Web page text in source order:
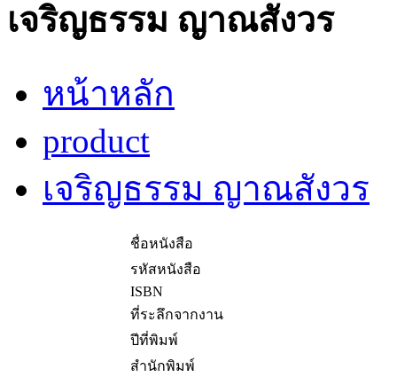
เจริญธรรม ญาณสังวร
หน้าหลัก
product
เจริญธรรม ญาณสังวร
ชื่อหนังสือ
รหัสหนังสือ
ISBN
ที่ระลึกจากงาน
ปีที่พิมพ์
สำนักพิมพ์